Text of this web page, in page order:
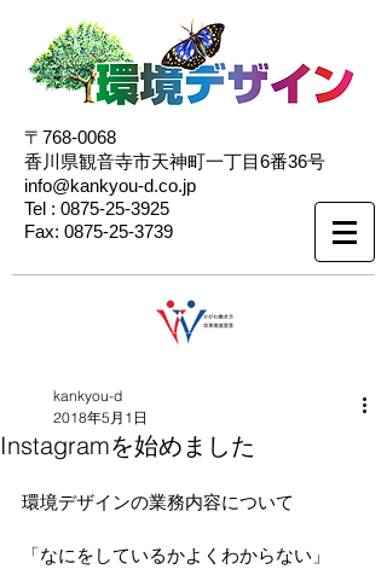
〒768-0068
香川県観音寺市天神町一丁目6番36号
info@kankyou-d.co.jp
Tel : 0875-25-3925
Fax: 0875-25-3739
Instagramを始めました
kankyou-d
2018年5月1日
環境デザインの業務内容について
「なにをしているかよくわからない」